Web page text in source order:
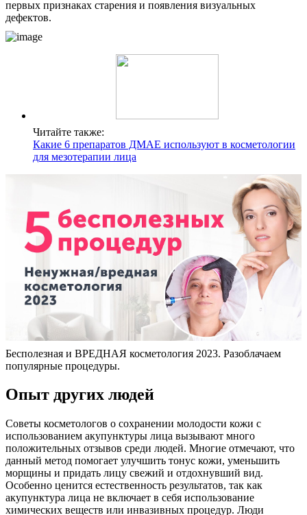
первых признаках старения и появления визуальных
дефектов.
Читайте также:
Какие 6 препаратов ДМАЕ используют в косметологии
для мезотерапии лица
Бесполезная и ВРЕДНАЯ косметология 2023. Разоблачаем
популярные процедуры.
Опыт других людей
Советы косметологов о сохранении молодости кожи с
использованием акупунктуры лица вызывают много
положительных отзывов среди людей. Многие отмечают, что
данный метод помогает улучшить тонус кожи, уменьшить
морщины и придать лицу свежий и отдохнувший вид.
Особенно ценится естественность результатов, так как
акупунктура лица не включает в себя использование
химических веществ или инвазивных процедур. Люди